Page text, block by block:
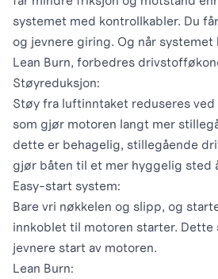
systemet med kontrollkabler. Du
og jevnere giring. Og når systemet
Lean Burn, forbedres
Støyreduksjon:
Støy fra luftinntaket reduseres ved
som gjør motoren langt mer
dette er behagelig, stillegående
gjør båten til et mer hyggelig sted
Easy-start system:
Bare vri nøkkelen og slipp, og
innkoblet til motoren starter. Dette
jevnere start av motoren.
Lean Burn: